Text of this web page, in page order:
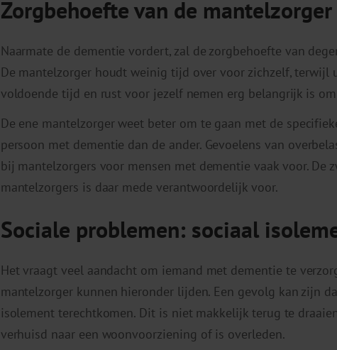
Zorgbehoefte van de mantelzorger
Naarmate de dementie vordert, zal de zorgbehoefte van
De mantelzorger houdt weinig tijd over voor zichzelf, terwijl
voldoende tijd en rust voor jezelf nemen erg belangrijk is
De ene mantelzorger weet beter om te gaan met de
persoon met dementie dan de ander. Gevoelens van
bij mantelzorgers voor mensen met dementie vaak voor. De
mantelzorgers is daar mede verantwoordelijk voor.
Sociale problemen: sociaal
Het vraagt veel aandacht om iemand met dementie te
mantelzorger kunnen hieronder lijden. Een gevolg kan zijn
isolement terechtkomen. Dit is niet makkelijk terug te
verhuisd naar een woonvoorziening of is overleden.